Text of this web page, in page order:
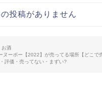
投稿がありません
お酒
ヌーボー【2022】が売ってる場所【どこで
評価・売ってない・まずい?